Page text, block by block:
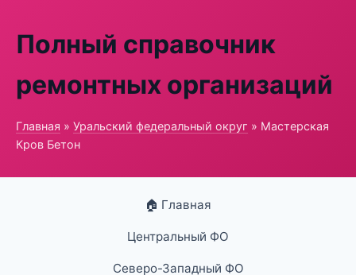
Полный справочник
ремонтных организаций
Главная » Уральский федеральный округ » Мастерская
Кров Бетон
🏠 Главная
Центральный ФО
Северо-Западный ФО